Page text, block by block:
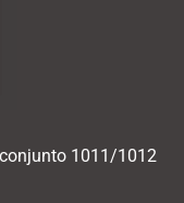
1011/1012